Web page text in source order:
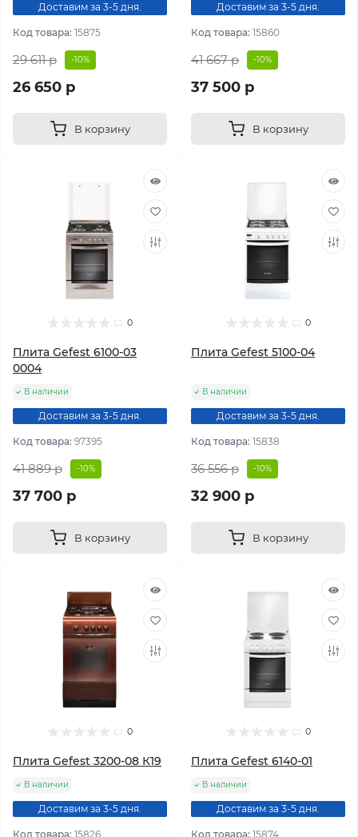
Доставим за 3-5 дня.
Код товара: 15875
29 611 р -10%
26 650 р
В корзину
Доставим за 3-5 дня.
Код товара: 15860
41 667 р -10%
37 500 р
В корзину
0
Плита Gefest 6100-03
0004
В наличии
Доставим за 3-5 дня.
Код товара: 97395
41 889 р -10%
37 700 р
В корзину
0
Плита Gefest 5100-04
В наличии
Доставим за 3-5 дня.
Код товара: 15838
36 556 р -10%
32 900 р
В корзину
0
Плита Gefest 3200-08 К19
В наличии
Доставим за 3-5 дня.
Код товара: 15826
0
Плита Gefest 6140-01
В наличии
Доставим за 3-5 дня.
Код товара: 15874